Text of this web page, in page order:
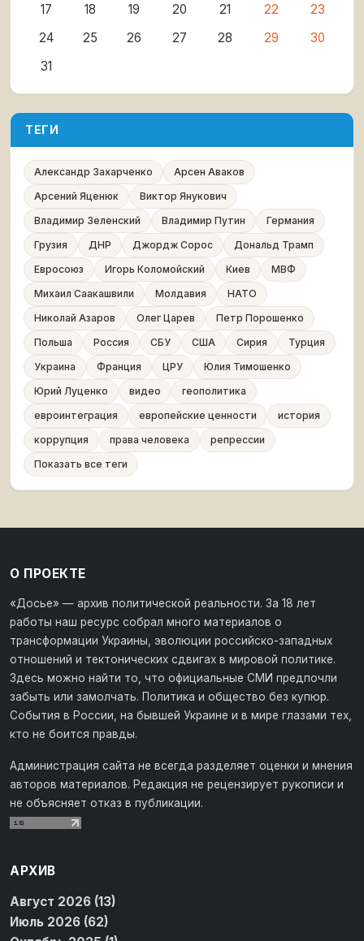
17
18 19 20 21 22
23
24
25 26 27 28 29
30
31
ТЕГИ
Александр Захарченко
Арсен Аваков
Арсений Яценюк
Виктор Янукович
Владимир Зеленский
Владимир Путин
Германия
Грузия
ДНР Джордж Сорос
Дональд Трамп
Евросоюз
Игорь Коломойский Киев
МВФ
Михаил Саакашвили
Молдавия
НАТО
Николай Азаров
Олег Царев
Петр Порошенко
Польша
Россия СБУ США Сирия
Турция
Украина
Франция ЦРУ
Юлия Тимошенко
Юрий Луценко
видео
геополитика
евроинтеграция
европейские ценности
история
коррупция
права человека
репрессии
Показать все теги
О ПРОЕКТЕ
«Досье» — архив политической реальности. За 18 лет
работы наш ресурс собрал много материалов о
трансформации Украины, эволюции российско-западных
отношений и тектонических сдвигах в мировой политике.
Здесь можно найти то, что официальные СМИ предпочли
забыть или замолчать. Политика и общество без купюр.
События в России, на бывшей Украине и в мире глазами тех,
кто не боится правды.
Администрация сайта не всегда разделяет оценки и мнения
авторов материалов. Редакция не рецензирует рукописи и
не объясняет отказ в публикации.
АРХИВ
Август 2026 (13)
Июль 2026 (62)